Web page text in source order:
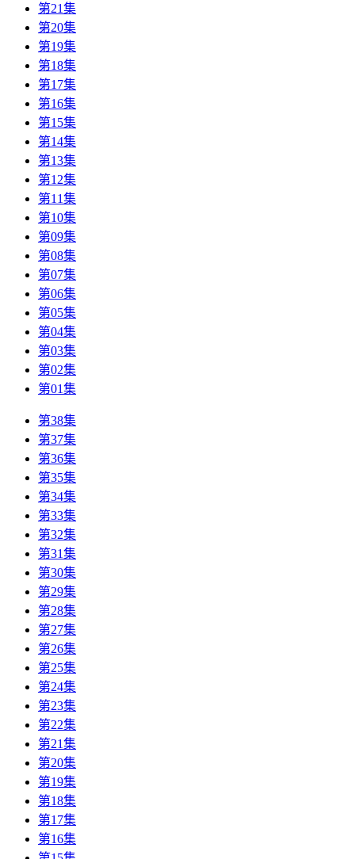
第21集
第20集
第19集
第18集
第17集
第16集
第15集
第14集
第13集
第12集
第11集
第10集
第09集
第08集
第07集
第06集
第05集
第04集
第03集
第02集
第01集
第38集
第37集
第36集
第35集
第34集
第33集
第32集
第31集
第30集
第29集
第28集
第27集
第26集
第25集
第24集
第23集
第22集
第21集
第20集
第19集
第18集
第17集
第16集